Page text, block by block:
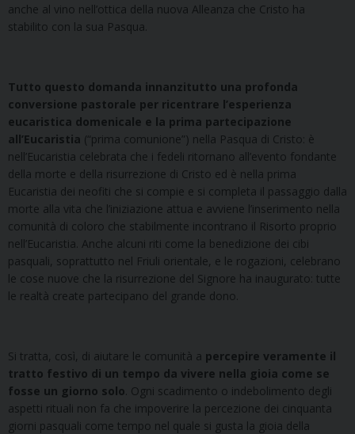
anche al vino nell’ottica della nuova Alleanza che Cristo ha
stabilito con la sua Pasqua.
Tutto questo domanda innanzitutto una profonda
conversione pastorale per ricentrare l’esperienza
eucaristica domenicale e la prima partecipazione
all’Eucaristia (“prima comunione”) nella Pasqua di Cristo: è
nell’Eucaristia celebrata che i fedeli ritornano all’evento fondante
della morte e della risurrezione di Cristo ed è nella prima
Eucaristia dei neofiti che si compie e si completa il passaggio dalla
morte alla vita che l’iniziazione attua e avviene l’inserimento nella
comunità di coloro che stabilmente incontrano il Risorto proprio
nell’Eucaristia. Anche alcuni riti come la benedizione dei cibi
pasquali, soprattutto nel Friuli orientale, e le rogazioni, celebrano
le cose nuove che la risurrezione del Signore ha inaugurato: tutte
le realtà create partecipano del grande dono.
Si tratta, così, di aiutare le comunità a percepire veramente il
tratto festivo di un tempo da vivere nella gioia come se
fosse un giorno solo . Ogni scadimento o indebolimento degli
aspetti rituali non fa che impoverire la percezione dei cinquanta
giorni pasquali come tempo nel quale si gusta la gioia della